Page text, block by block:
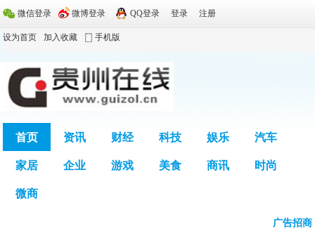
微信登录 微博登录 QQ登录 登录 注册
设为首页 加入收藏 手机版
首页 资讯 财经 科技 娱乐 汽车
家居 企业 游戏 美食 商讯 时尚
微商
广告招商